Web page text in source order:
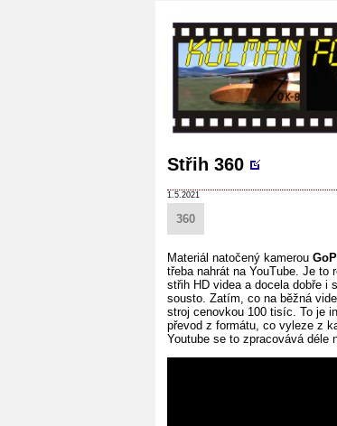
Střih 360
1.5.2021
360
Materiál natočený kamerou
třeba nahrát na YouTube. Je
střih HD videa a docela dobře i
sousto. Zatím, co na běžná
stroj cenovkou 100 tisíc. To je
převod z formátu, co vyleze z
Youtube se to zpracovává déle